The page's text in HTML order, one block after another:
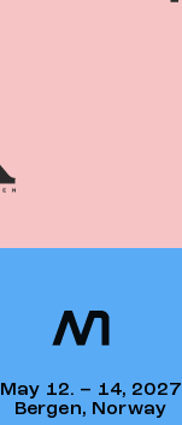
May 12. – 14, 2027
Bergen, Norway